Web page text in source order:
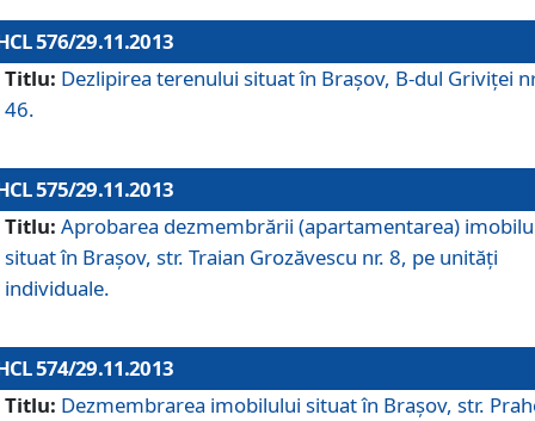
576/29.11.2013
Titlu: Dezlipirea terenului situat în Braşov, B-dul Griviţei
46.
575/29.11.2013
Titlu: Aprobarea dezmembrării (apartamentarea)
situat în Braşov, str. Traian Grozăvescu nr. 8, pe unităţi
individuale.
574/29.11.2013
Titlu: Dezmembrarea imobilului situat în Braşov, str.